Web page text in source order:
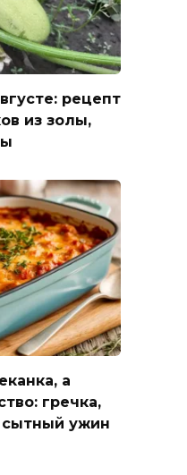
рецепт
из золы,
а
гречка,
ужин